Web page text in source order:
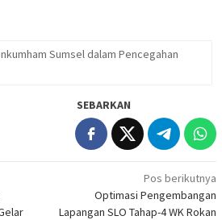
Sumsel dalam Pencegahan
SEBARKAN
Pos berikutnya
Optimasi Pengembangan
Lapangan SLO Tahap-4 WK Rokan